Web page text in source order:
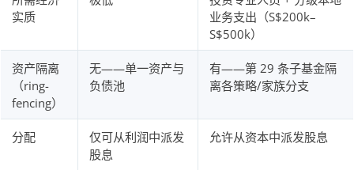
实质
业务支出（S$200k–
S$500k）
资产隔离
（ring-
fencing）
无——单一资产与
负债池
有——第 29 条子基金隔
离各策略/家族分支
分配
仅可从利润中派发
股息
允许从资本中派发股息